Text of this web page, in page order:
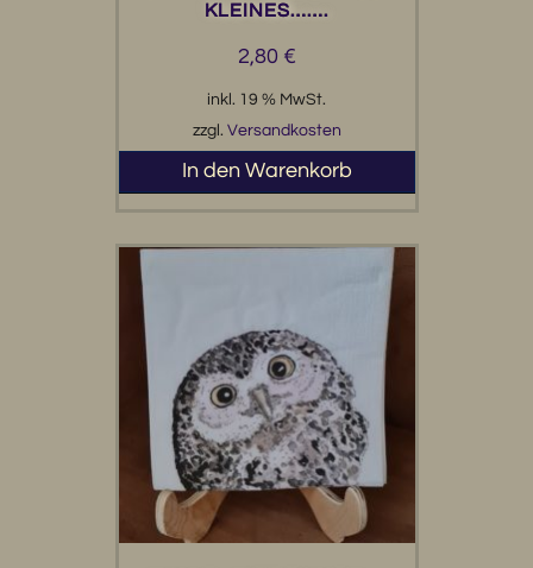
KLEINES…….
2,80 €
inkl. 19 % MwSt.
zzgl. Versandkosten
In den Warenkorb